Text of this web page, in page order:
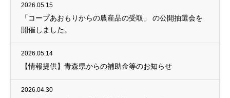
2026.05.15
「コープあおもりからの農産品の受取」 の公開抽選会を
開催しました。
2026.05.14
【情報提供】青森県からの補助金等のお知らせ
2026.04.30